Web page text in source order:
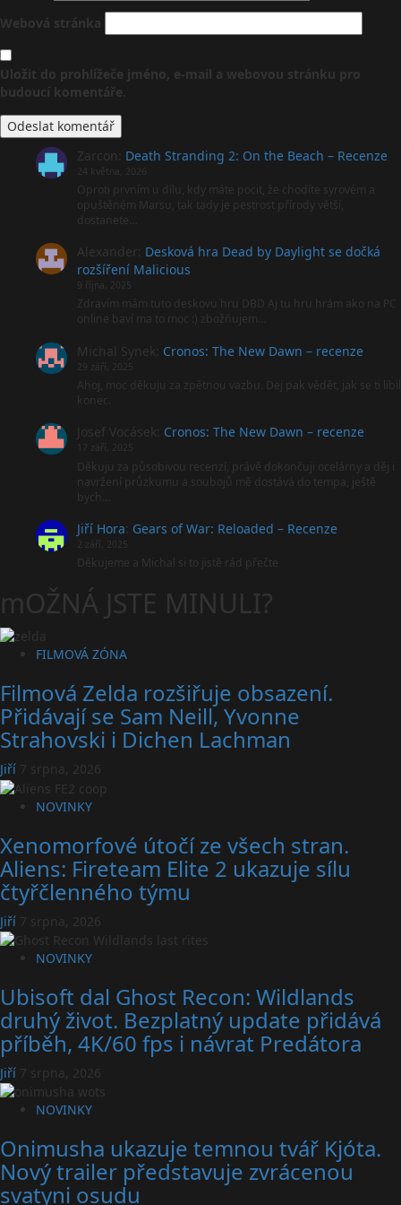
Webová stránka
Uložit do prohlížeče jméno, e-mail a webovou stránku pro
budoucí komentáře.
Zarcon Death Stranding 2: On the Beach – Recenze
24 května, 2026
Oproti prvním u dílu, kdy máte pocit, že chodíte syrovém a
opuštěném Marsu, tak tady je pestrost přírody větší,
dostanete…
Alexander Desková hra Dead by Daylight se dočká
rozšíření Malicious
9 října, 2025
Zdravím mám tuto deskovu hru DBD Aj tu hru hrám ako na PC
online baví ma to moc :) zbožňujem…
Michal Synek Cronos: The New Dawn – recenze
29 září, 2025
Ahoj, moc děkuju za zpětnou vazbu. Dej pak vědět, jak se ti líbil
konec.
Josef Vocásek Cronos: The New Dawn – recenze
17 září, 2025
Děkuju za působivou recenzí, právě dokončuji ocelárny a děj i
navržení průzkumu a soubojů mě dostává do tempa, ještě
bych…
Jiří Hora Gears of War: Reloaded – Recenze
2 září, 2025
Děkujeme a Michal si to jistě rád přečte
mOŽNÁ JSTE MINULI?
FILMOVÁ ZÓNA
Filmová Zelda rozšiřuje obsazení.
Přidávají se Sam Neill, Yvonne
Strahovski i Dichen Lachman
Jiří 7 srpna, 2026
NOVINKY
Xenomorfové útočí ze všech stran.
Aliens: Fireteam Elite 2 ukazuje sílu
čtyřčlenného týmu
Jiří 7 srpna, 2026
NOVINKY
Ubisoft dal Ghost Recon: Wildlands
druhý život. Bezplatný update přidává
příběh, 4K/60 fps i návrat Predátora
Jiří 7 srpna, 2026
NOVINKY
Onimusha ukazuje temnou tvář Kjóta.
Nový trailer představuje zvrácenou
svatyni osudu